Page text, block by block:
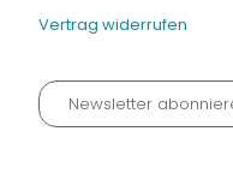
Vertrag widerrufen
Newsletter